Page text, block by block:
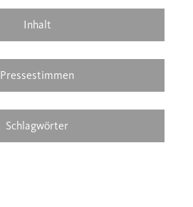
Inhalt
Pressestimmen
Schlagwörter